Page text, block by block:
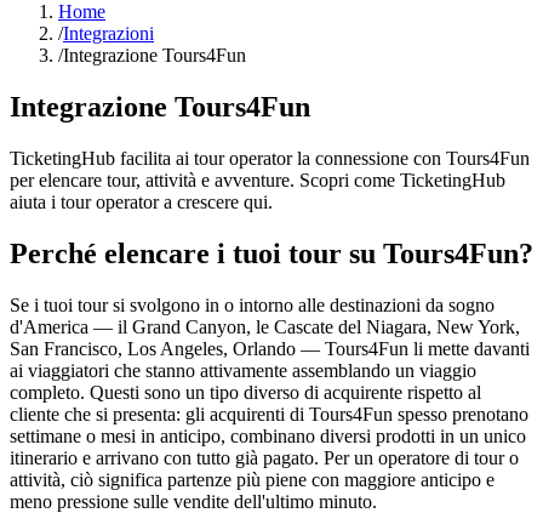
Home
/Integrazioni
/Integrazione Tours4Fun
Integrazione Tours4Fun
TicketingHub facilita ai tour operator la connessione con Tours4Fun
per elencare tour, attività e avventure. Scopri come TicketingHub
aiuta i tour operator a crescere qui.
Perché elencare i tuoi tour su Tours4Fun?
Se i tuoi tour si svolgono in o intorno alle destinazioni da sogno
d'America — il Grand Canyon, le Cascate del Niagara, New York,
San Francisco, Los Angeles, Orlando — Tours4Fun li mette davanti
ai viaggiatori che stanno attivamente assemblando un viaggio
completo. Questi sono un tipo diverso di acquirente rispetto al
cliente che si presenta: gli acquirenti di Tours4Fun spesso prenotano
settimane o mesi in anticipo, combinano diversi prodotti in un unico
itinerario e arrivano con tutto già pagato. Per un operatore di tour o
attività, ciò significa partenze più piene con maggiore anticipo e
meno pressione sulle vendite dell'ultimo minuto.